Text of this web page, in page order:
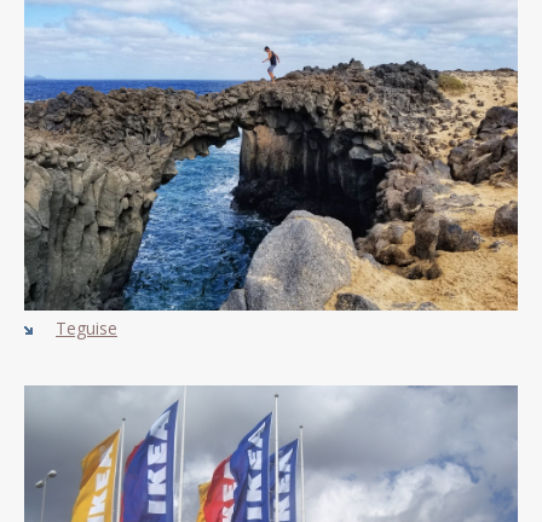
Teguise